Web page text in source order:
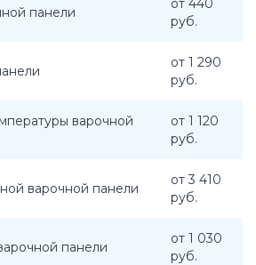
панели
от 440
руб.
от 1 290
руб.
варочной
от 1 120
руб.
варочной панели
от 3 410
руб.
панели
от 1 030
руб.